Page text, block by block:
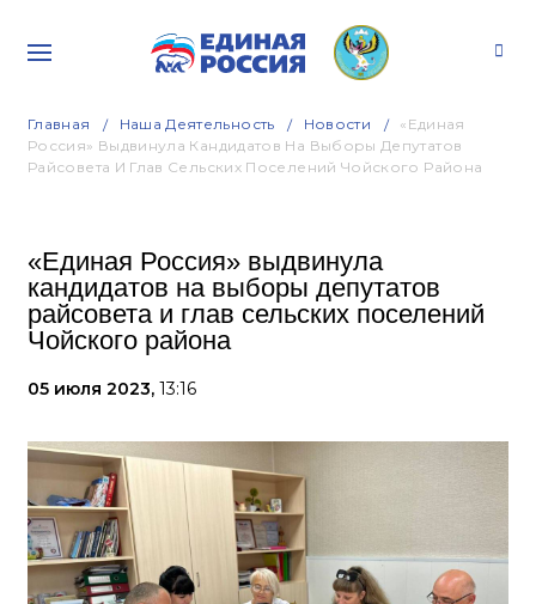
Главная Наша Деятельность Новости
«Единая
Россия» Выдвинула Кандидатов На Выборы Депутатов
Райсовета И Глав Сельских Поселений Чойского Района
«Единая Россия» выдвинула
кандидатов на выборы депутатов
райсовета и глав сельских поселений
Чойского района
05 июля 2023, 13:16